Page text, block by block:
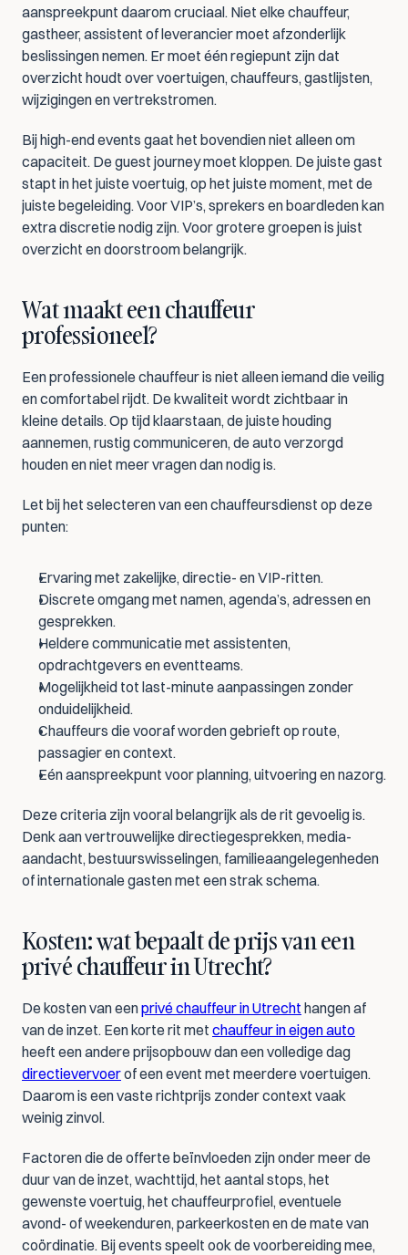
aanspreekpunt daarom cruciaal. Niet elke chauffeur,
gastheer, assistent of leverancier moet afzonderlijk
beslissingen nemen. Er moet één regiepunt zijn dat
overzicht houdt over voertuigen, chauffeurs, gastlijsten,
wijzigingen en vertrekstromen.
Bij high-end events gaat het bovendien niet alleen om
capaciteit. De guest journey moet kloppen. De juiste gast
stapt in het juiste voertuig, op het juiste moment, met de
juiste begeleiding. Voor VIP’s, sprekers en boardleden kan
extra discretie nodig zijn. Voor grotere groepen is juist
overzicht en doorstroom belangrijk.
Wat maakt een chauffeur
professioneel?
Een professionele chauffeur is niet alleen iemand die veilig
en comfortabel rijdt. De kwaliteit wordt zichtbaar in
kleine details. Op tijd klaarstaan, de juiste houding
aannemen, rustig communiceren, de auto verzorgd
houden en niet meer vragen dan nodig is.
Let bij het selecteren van een chauffeursdienst op deze
punten:
Ervaring met zakelijke, directie- en VIP-ritten.
Discrete omgang met namen, agenda’s, adressen en
gesprekken.
Heldere communicatie met assistenten,
opdrachtgevers en eventteams.
Mogelijkheid tot last-minute aanpassingen zonder
onduidelijkheid.
Chauffeurs die vooraf worden gebrieft op route,
passagier en context.
Eén aanspreekpunt voor planning, uitvoering en nazorg.
Deze criteria zijn vooral belangrijk als de rit gevoelig is.
Denk aan vertrouwelijke directiegesprekken, media-
aandacht, bestuurswisselingen, familieaangelegenheden
of internationale gasten met een strak schema.
Kosten: wat bepaalt de prijs van een
privé chauffeur in Utrecht?
De kosten van een privé chauffeur in Utrecht hangen af
van de inzet. Een korte rit met chauffeur in eigen auto
directievervoer of een event met meerdere voertuigen.
Daarom is een vaste richtprijs zonder context vaak
weinig zinvol.
Factoren die de offerte beïnvloeden zijn onder meer de
duur van de inzet, wachttijd, het aantal stops, het
gewenste voertuig, het chauffeurprofiel, eventuele
avond- of weekenduren, parkeerkosten en de mate van
coördinatie. Bij events speelt ook de voorbereiding mee,